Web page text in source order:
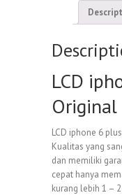
LCD
Original
LCD iphone 6
Kualitas yang
dan memiliki
cepat hanya
kurang lebih 1 –